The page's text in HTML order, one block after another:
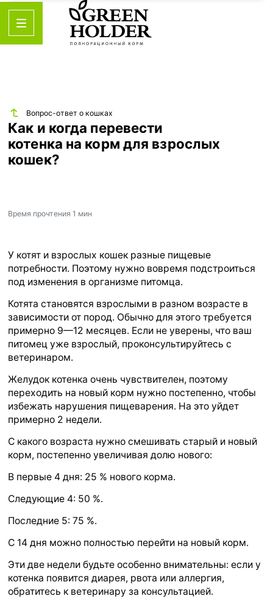
Вопрос-ответ о кошках
Как и когда перевести
котенка на корм для взрослых
кошек?
Время прочтения 1 мин
У котят и взрослых кошек разные пищевые
потребности. Поэтому нужно вовремя подстроиться
под изменения в организме питомца.
Котята становятся взрослыми в разном возрасте в
зависимости от пород. Обычно для этого требуется
примерно 9—12 месяцев. Если не уверены, что ваш
питомец уже взрослый, проконсультируйтесь с
ветеринаром.
Желудок котенка очень чувствителен, поэтому
переходить на новый корм нужно постепенно, чтобы
избежать нарушения пищеварения. На это уйдет
примерно 2 недели.
С какого возраста нужно смешивать старый и новый
корм, постепенно увеличивая долю нового:
В первые 4 дня: 25 % нового корма.
Следующие 4: 50 %.
Последние 5: 75 %.
С 14 дня можно полностью перейти на новый корм.
Эти две недели будьте особенно внимательны: если у
котенка появится диарея, рвота или аллергия,
обратитесь к ветеринару за консультацией.